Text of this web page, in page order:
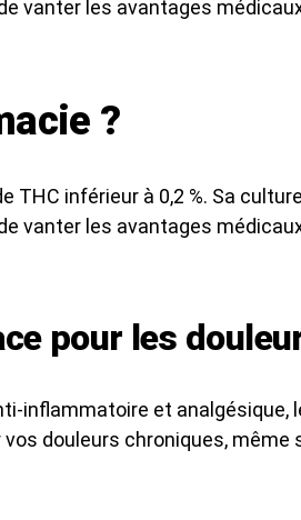
vanter les avantages
?
THC inférieur à 0,2 %. Sa
vanter les avantages
pour les
inflammatoire et
douleurs chroniques, même